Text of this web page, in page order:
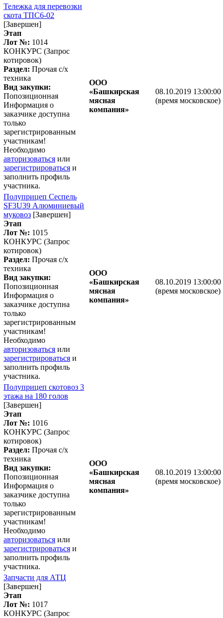
Тележка для перевозки
скота ТПС6-02
[Завершен]
Этап
Лот №: 1014
КОНКУРС (Запрос
котировок)
Раздел: Прочая с/х
техника
Вид закупки:
Попозиционная
Информация о
заказчике доступна
только
зарегистрированным
участникам!
Необходимо
авторизоваться или
зарегистрироваться и
заполнить профиль
участника.
ООО
«Башкирская
мясная
компания»
08.10.2019 13:00:00
(время московское)
Полуприцеп Сеспель
SF3U39 Алюминиевый
муковоз [Завершен]
Этап
Лот №: 1015
КОНКУРС (Запрос
котировок)
Раздел: Прочая с/х
техника
Вид закупки:
Попозиционная
Информация о
заказчике доступна
только
зарегистрированным
участникам!
Необходимо
авторизоваться или
зарегистрироваться и
заполнить профиль
участника.
ООО
«Башкирская
мясная
компания»
08.10.2019 13:00:00
(время московское)
Полуприцеп скотовоз 3
этажа на 180 голов
[Завершен]
Этап
Лот №: 1016
КОНКУРС (Запрос
котировок)
Раздел: Прочая с/х
техника
Вид закупки:
Попозиционная
Информация о
заказчике доступна
только
зарегистрированным
участникам!
Необходимо
авторизоваться или
зарегистрироваться и
заполнить профиль
участника.
ООО
«Башкирская
мясная
компания»
08.10.2019 13:00:00
(время московское)
Запчасти для АТЦ
[Завершен]
Этап
Лот №: 1017
КОНКУРС (Запрос